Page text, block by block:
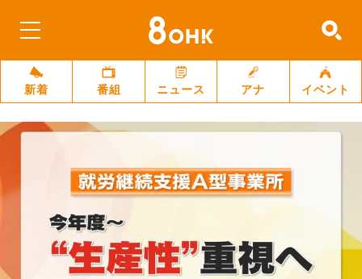
新着 番組 ニュース アナ イベント